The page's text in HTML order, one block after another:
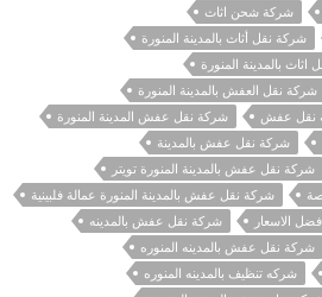
شركة شحن اثاث
شركة نقل أثاث بالمدينة المنورة
اثاث بالمدينة المنورة
شركة نقل العفش بالمدينة المنورة
نقل عفش
شركة نقل عفش المدينة المنورة
شركة نقل عفش بالمدينة
شركة نقل عفش بالمدينة المنورة تويتر
شركة نقل عفش بالمدينة المنورة عمالة فلبينية
الاسعار
شركة نقل عفش بالمدينه
شركة نقل عفش بالمدينه المنوره
شركه تنظيف بالمدينه المنوره